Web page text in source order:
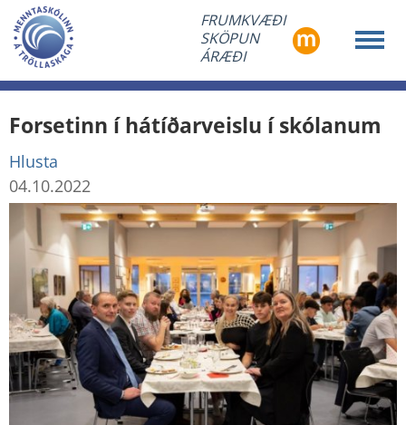
FRUMKVÆÐI
SKÖPUN
ÁRÆÐI
Forsetinn í hátíðarveislu í skólanum
Hlusta
04.10.2022